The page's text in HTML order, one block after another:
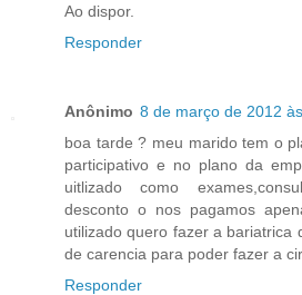
Ao dispor.
Responder
Anônimo 8 de março de 2012
boa tarde ? meu marido tem o
participativo e no plano da
uitlizado como
desconto o nos pagamos
utilizado quero fazer a bariatrica
de carencia para poder fazer a
Responder